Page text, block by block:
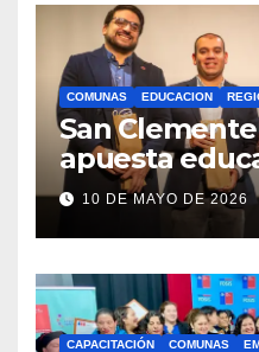
COMUNAS EDUCACION
San
apuesta
lanzamiento
10 DE MAYO DE 2026
CAPACITACIÓN COMUNAS